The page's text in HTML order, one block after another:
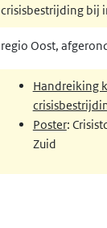
crisisbestrijding bij
regio Oost,
Handreiking
Poster:
Zuid